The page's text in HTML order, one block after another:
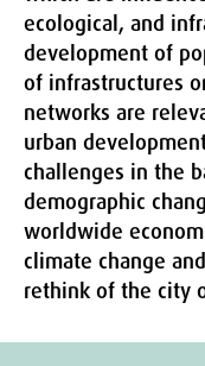
ecological, and
development of
of infrastructures
networks are
urban
challenges in the
demographic
worldwide
climate change
rethink of the city